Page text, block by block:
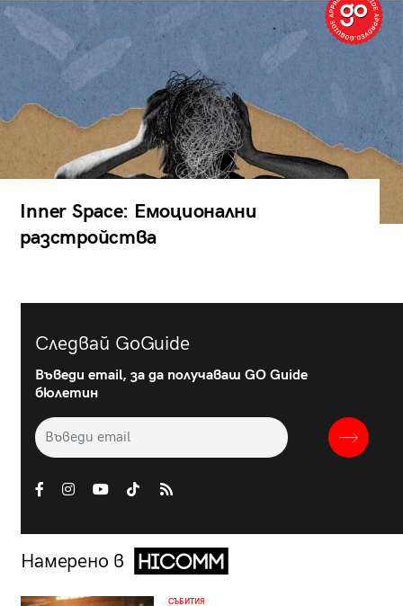
Inner Space: Емоционални
разстройства
Следвай GoGuide
Въведи email, за да получаваш GO Guide
бюлетин
Намерено в
СЪБИТИЯ